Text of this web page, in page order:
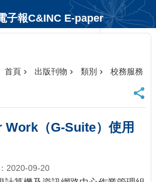
子報C&INC E-paper
首頁 出版刊物 類別 校務服務
（G-Suite）使用
2020-09-20